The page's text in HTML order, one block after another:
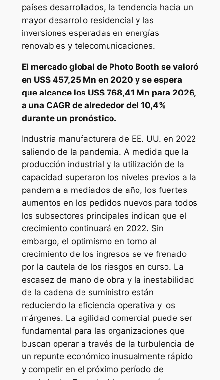
países desarrollados, la tendencia hacia un
mayor desarrollo residencial y las
inversiones esperadas en energías
renovables y telecomunicaciones.
El mercado global de Photo Booth se valoró
en US$ 457,25 Mn en 2020 y se espera
que alcance los US$ 768,41 Mn para 2026,
a una CAGR de alrededor del 10,4%
durante un pronóstico.
Industria manufacturera de EE. UU. en 2022
saliendo de la pandemia. A medida que la
producción industrial y la utilización de la
capacidad superaron los niveles previos a la
pandemia a mediados de año, los fuertes
aumentos en los pedidos nuevos para todos
los subsectores principales indican que el
crecimiento continuará en 2022. Sin
embargo, el optimismo en torno al
crecimiento de los ingresos se ve frenado
por la cautela de los riesgos en curso. La
escasez de mano de obra y la inestabilidad
de la cadena de suministro están
reduciendo la eficiencia operativa y los
márgenes. La agilidad comercial puede ser
fundamental para las organizaciones que
buscan operar a través de la turbulencia de
un repunte económico inusualmente rápido
y competir en el próximo período de